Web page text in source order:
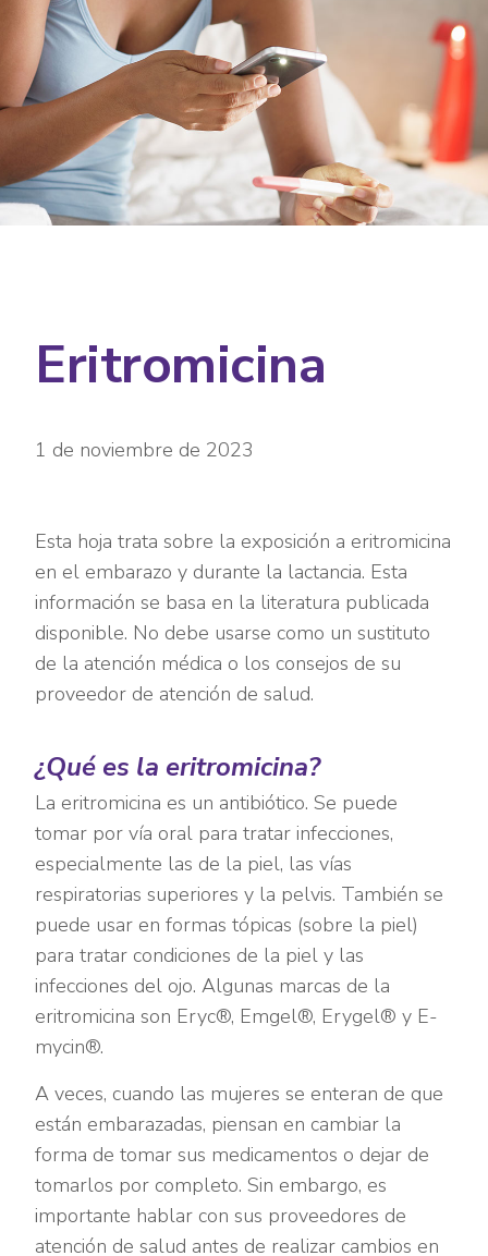
Eritromicina
1 de noviembre de 2023
Esta hoja trata sobre la exposición a eritromicina
en el embarazo y durante la lactancia. Esta
información se basa en la literatura publicada
disponible. No debe usarse como un sustituto
de la atención médica o los consejos de su
proveedor de atención de salud.
¿Qué es la eritromicina?
La eritromicina es un antibiótico. Se puede
tomar por vía oral para tratar infecciones,
especialmente las de la piel, las vías
respiratorias superiores y la pelvis. También se
puede usar en formas tópicas (sobre la piel)
para tratar condiciones de la piel y las
infecciones del ojo. Algunas marcas de la
eritromicina son Eryc®, Emgel®, Erygel® y E-
mycin®.
A veces, cuando las mujeres se enteran de que
están embarazadas, piensan en cambiar la
forma de tomar sus medicamentos o dejar de
tomarlos por completo. Sin embargo, es
importante hablar con sus proveedores de
atención de salud antes de realizar cambios en